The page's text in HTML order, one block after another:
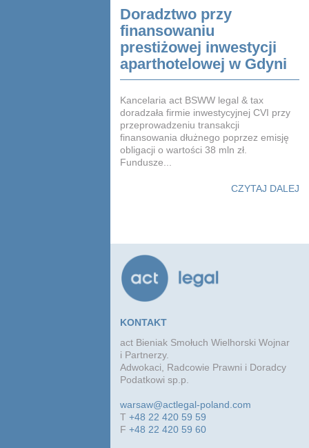
Doradztwo przy
finansowaniu
prestiżowej inwestycji
aparthotelowej w Gdyni
Kancelaria act BSWW legal & tax
doradzała firmie inwestycyjnej CVI przy
przeprowadzeniu transakcji
finansowania dłużnego poprzez emisję
obligacji o wartości 38 mln zł.
Fundusze...
CZYTAJ DALEJ
KONTAKT
act Bieniak Smołuch Wielhorski Wojnar
i Partnerzy.
Adwokaci, Radcowie Prawni i Doradcy
Podatkowi sp.p.
warsaw@actlegal-poland.com
T+48 22 420 59 59
F+48 22 420 59 60